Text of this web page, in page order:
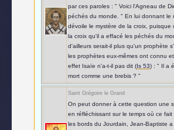
par ces paroles : " Voici l'Agneau de
péchés du monde. " En lui donnant le
dévoile le mystère de la croix, puisque
la croix qu'il a effacé les péchés du
d'ailleurs serait-il plus qu'un prophète
les prophètes eux-mêmes ont connu
effet Isaïe n'a-t-il pas dit (Is 53) : " Il a
mort comme une brebis ? "
Saint Grégoire le Grand
On peut donner à cette question une
en réfléchissant sur le temps où ce
les bords du Jourdain, Jean-Baptiste